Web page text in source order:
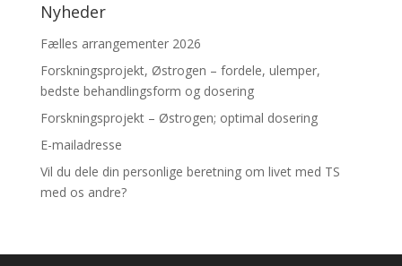
Nyheder
Fælles arrangementer 2026
Forskningsprojekt, Østrogen – fordele, ulemper,
bedste behandlingsform og dosering
Forskningsprojekt – Østrogen; optimal dosering
E-mailadresse
Vil du dele din personlige beretning om livet med TS
med os andre?